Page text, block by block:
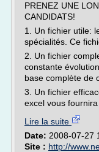
PRENEZ UNE
CANDIDATS!
1. Un fichier utile:
spécialités. Ce
2. Un fichier
constante
base complète de
3. Un fichier
excel vous fournira
Lire la suite
Date: 2008-07-27
Site : http://